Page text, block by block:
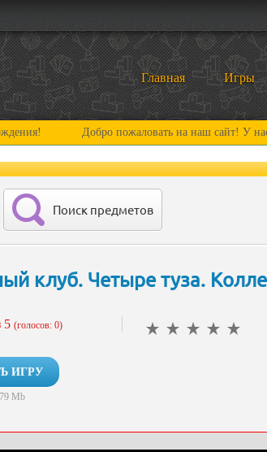
Главная Игры
Добро пожаловать на наш сайт! У нас много
Поиск предметов
клуб. Четыре туза.
5 (голосов: 0)
ИГРУ
Mb